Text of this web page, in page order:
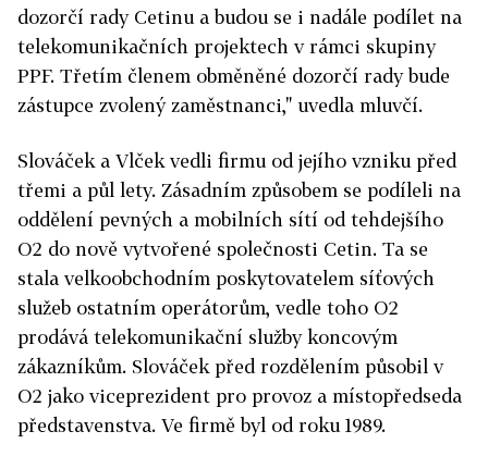
dozorčí rady Cetinu a budou se i nadále podílet na
telekomunikačních projektech v rámci skupiny
PPF. Třetím členem obměněné dozorčí rady bude
zástupce zvolený zaměstnanci," uvedla mluvčí.
Slováček a Vlček vedli firmu od jejího vzniku před
třemi a půl lety. Zásadním způsobem se podíleli na
oddělení pevných a mobilních sítí od tehdejšího
O2 do nově vytvořené společnosti Cetin. Ta se
stala velkoobchodním poskytovatelem síťových
služeb ostatním operátorům, vedle toho O2
prodává telekomunikační služby koncovým
zákazníkům. Slováček před rozdělením působil v
O2 jako viceprezident pro provoz a místopředseda
představenstva. Ve firmě byl od roku 1989.